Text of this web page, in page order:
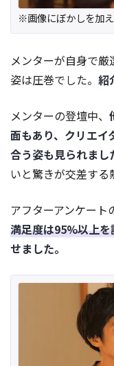
※画像にぼかしを加
メンターが自身で
姿は圧巻でした。 紹
メンターの登壇中、
面もあり、クリエイ
合う姿も見られまし
いと驚きが交差する
アフターアンケート
満足度は95%以上を
せました。